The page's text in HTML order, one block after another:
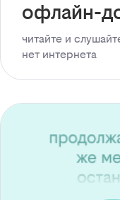
офлайн-
читайте и
нет интернета